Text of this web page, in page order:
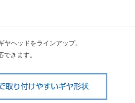
ヘッドをラインアップ。
きます。